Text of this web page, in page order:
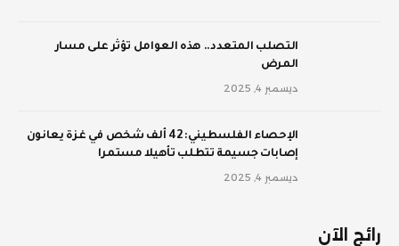
‫التصلب المتعدد.. هذه العوامل تؤثر على مسار
المرض
ديسمبر 4, 2025
الإحصاء الفلسطيني: 42 ألف شخص في غزة يعانون
إصابات جسيمة تتطلب تأهيلا مستمرا
ديسمبر 4, 2025
رائج الآن